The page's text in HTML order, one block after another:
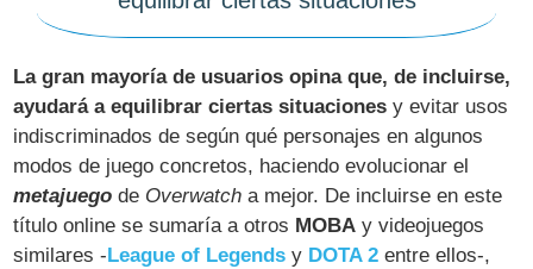
La gran mayoría de usuarios opina que, de incluirse,
ayudará a equilibrar ciertas situaciones y evitar usos
indiscriminados de según qué personajes en algunos
modos de juego concretos, haciendo evolucionar el
metajuego de Overwatch a mejor. De incluirse en este
título online se sumaría a otros MOBA y videojuegos
similares -League of Legends y DOTA 2 entre ellos-,